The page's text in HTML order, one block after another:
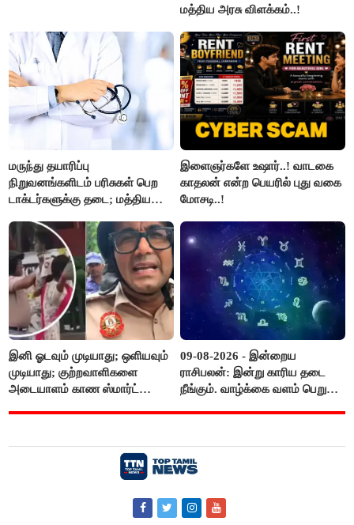
மத்திய அரசு விளக்கம்..!
மருந்து தயாரிப்பு
நிறுவனங்களிடம் பரிசுகள் பெற
டாக்டர்களுக்கு தடை; மத்திய
இளைஞர்களே உஷார்..! வாடகை
காதலன் என்ற பெயரில் புது வகை
மோசடி..!
இனி ஓடவும் முடியாது; ஒளியவும்
முடியாது; குற்றவாளிகளை
அடையாளம் காண ஸ்மார்ட்
09-08-2026 - இன்றைய
ராசிபலன்: இன்று காரிய தடை
நீங்கும். வாழ்க்கை வளம் பெறும்.